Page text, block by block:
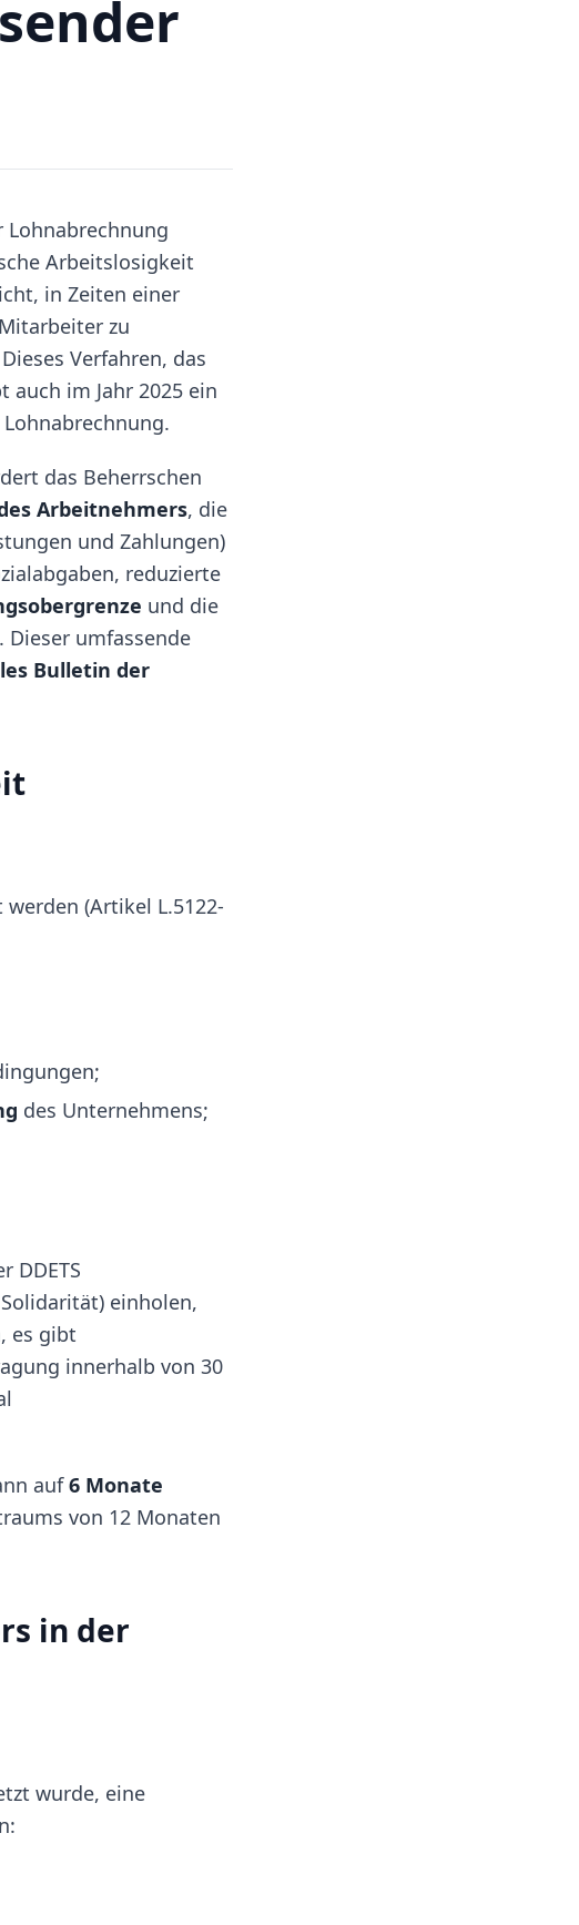
Arbeitslosigkeit
in Zeiten einer
zu
Verfahren, das
im Jahr 2025 ein
das Beherrschen
Arbeitnehmers, die
und Zahlungen)
reduzierte
und die
Dieser umfassende
Bulletin der
(Artikel L.5122-
des Unternehmens;
DDETS
einholen,
es gibt
innerhalb von 30
auf6 Monate
von 12 Monaten
in der
wurde, eine